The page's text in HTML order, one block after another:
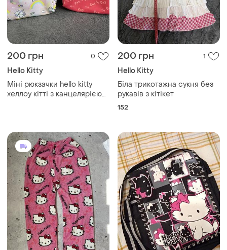
200 грн 0
Hello Kitty
Міні рюкзачки hello kitty
хеллоу кітті з канцелярією
200 грн 1
Hello Kitty
Біла трикотажна сукня без
рукавів з кітікет
152